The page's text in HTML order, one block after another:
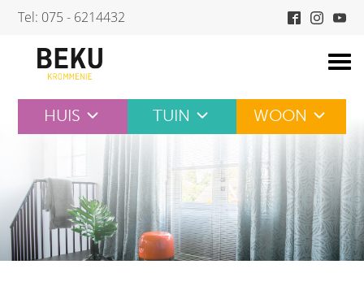
Skip
content
Tel: 075 - 6214432
HUIS TUIN WOON